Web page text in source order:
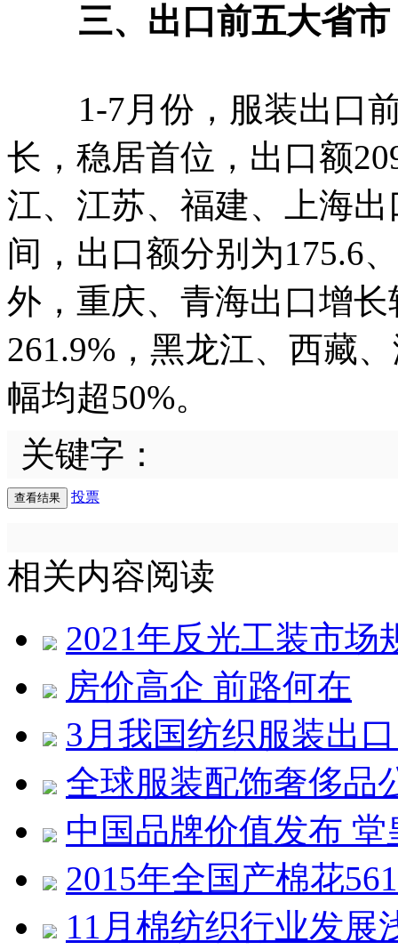
三、出口前五大省
1-7月份，服装出口前
长，稳居首位，出口额
江、江苏、福建、上海
间，出口额分别为175.6
外，重庆、青海出口增
261.9%，黑龙江、西藏
幅均超50%。
关键字：
投票
相关内容阅读
2021年反光工装市场
房价高企 前路何在
3月我国纺织服装出
全球服装配饰奢侈品
中国品牌价值发布 堂
2015年全国产棉花
11月棉纺织行业发展